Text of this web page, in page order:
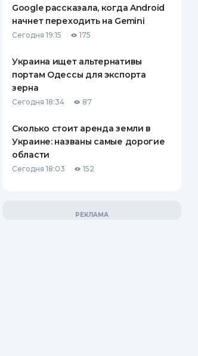
Google рассказала, когда Android
начнет переходить на Gemini
Сегодня 19:15 175
Украина ищет альтернативы
портам Одессы для экспорта
зерна
Сегодня 18:34 87
Сколько стоит аренда земли в
Украине: названы самые дорогие
области
Сегодня 18:03 152